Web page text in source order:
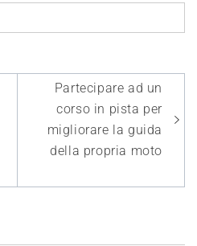
Partecipare ad un
corso in pista per
migliorare la guida
della propria moto